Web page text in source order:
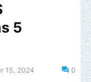
5
15, 2024 0